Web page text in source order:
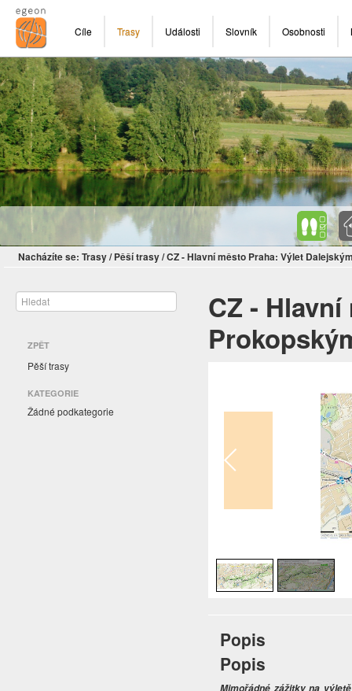
Cíle Trasy Události Slovník Osobnosti
Nacházíte se: Trasy/ Pěší trasy/CZ - Hlavní město Praha: Výlet
ZPĚT
Pěší trasy
KATEGORIE
Žádné podkategorie
CZ -
Popis
Popis